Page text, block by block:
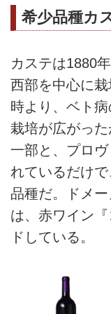
希少品種カ
カステは1880
西部を中心に
時より、ベト
栽培が広がっ
一部と、プロ
れているだけ
品種だ。ドメ
は、赤ワイン
ドしている。